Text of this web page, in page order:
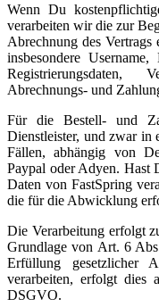
Wenn Du
verarbeiten wir die zur
Abrechnung des Vertrags
insbesondere
Abrechnungs- und
Für die Bestell- und
Dienstleister, und zwar in
Fällen, abhängig von
Paypal oder Adyen. Hast
Daten von FastSpring
die für die Abwicklung
Die Verarbeitung erfolgt
Grundlage von Art. 6
Erfüllung gesetzlicher
verarbeiten, erfolgt
DSGVO.